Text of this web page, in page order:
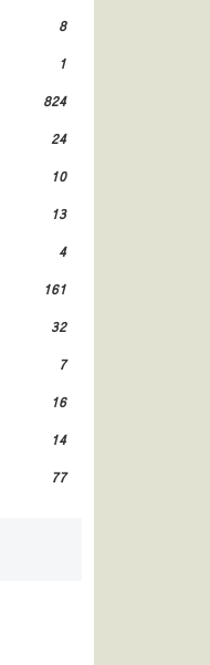
8
1
824
24
10
13
4
161
32
7
16
14
77